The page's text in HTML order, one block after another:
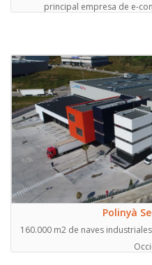
principal empresa de e-
Polinyà
160.000 m2 de naves